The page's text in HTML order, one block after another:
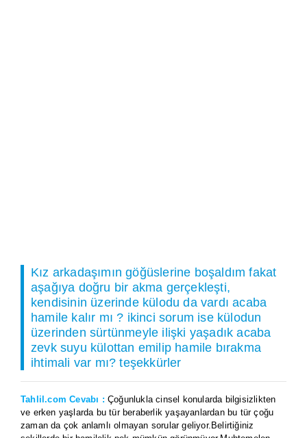
Kız arkadaşımın göğüslerine boşaldım fakat
aşağıya doğru bir akma gerçekleşti,
kendisinin üzerinde külodu da vardı acaba
hamile kalır mı ? ikinci sorum ise külodun
üzerinden sürtünmeyle ilişki yaşadık acaba
zevk suyu külottan emilip hamile bırakma
ihtimali var mı? teşekkürler
Tahlil.com Cevabı : Çoğunlukla cinsel konularda bilgisizlikten
ve erken yaşlarda bu tür beraberlik yaşayanlardan bu tür çoğu
zaman da çok anlamlı olmayan sorular geliyor.Belirtiğiniz